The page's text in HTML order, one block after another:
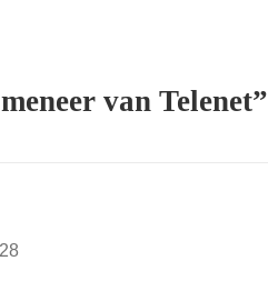
van Telenet”